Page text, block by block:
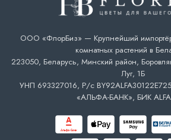
ООО «ФлорБиз» — Крупнейший
комнатных растений в
223050, Беларусь, Минский район,
Луг, 1Б
УНП 693327016, Р/с
«АЛЬФА-БАНК», БИК